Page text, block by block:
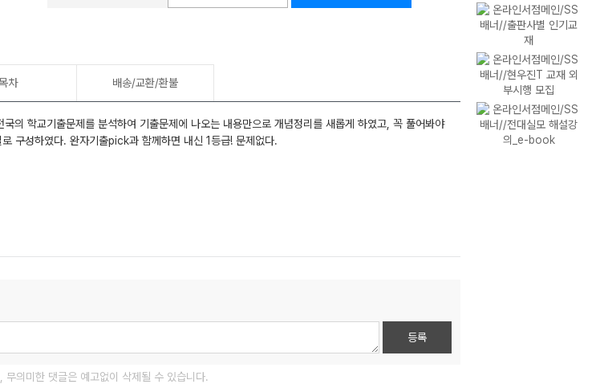
목차 배송/교환/환불
의 학교기출문제를 분석하여 기출문제에 나오는 내용만으로 개념정리를 새롭게 하였고, 꼭 풀어봐야
구성하였다. 완자기출pick과 함께하면 내신 1등급! 문제없다.
등록
의미한 댓글은 예고없이 삭제될 수 있습니다.